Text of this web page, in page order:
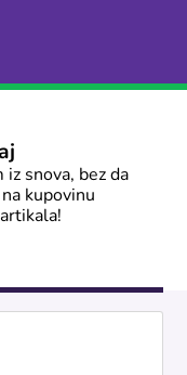
snova, bez da
kupovinu